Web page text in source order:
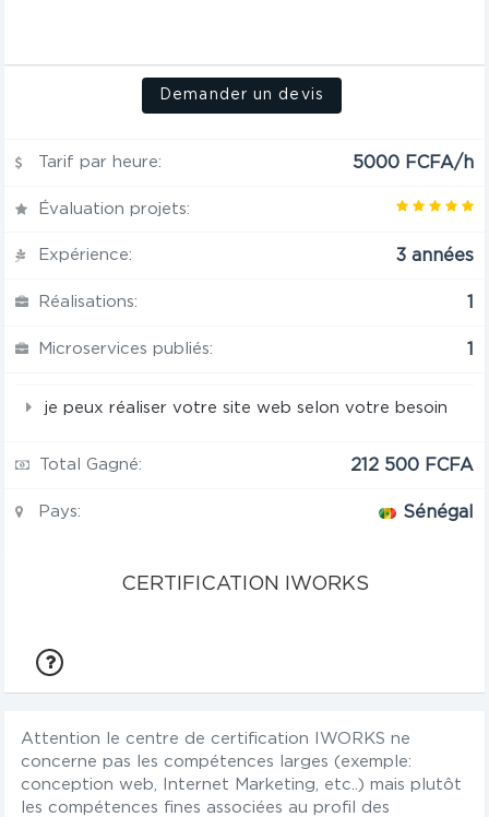
Demander un devis
Tarif par heure: 5000 FCFA/h
Évaluation projets:
Expérience: 3 années
Réalisations: 1
Microservices publiés: 1
je peux réaliser votre site web selon votre besoin
Total Gagné: 212 500 FCFA
Pays: Sénégal
CERTIFICATION IWORKS
Attention le centre de certification IWORKS ne
concerne pas les compétences larges (exemple:
conception web, Internet Marketing, etc..) mais plutôt
les compétences fines associées au profil des